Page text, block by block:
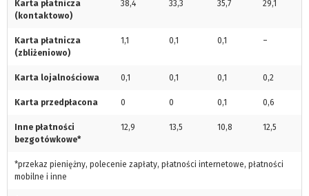
Karta płatnicza
(kontaktowo)
38,4 33,3 35,7 29,1
Karta płatnicza
(zbliżeniowo)
1,1 0,1 0,1 –
Karta lojalnościowa 0,1 0,1 0,1 0,2
Karta przedpłacona 0 0 0,1 0,6
Inne płatności
bezgotówkowe*
12,9 13,5 10,8 12,5
*przekaz pieniężny, polecenie zapłaty, płatności internetowe, płatności
mobilne i inne